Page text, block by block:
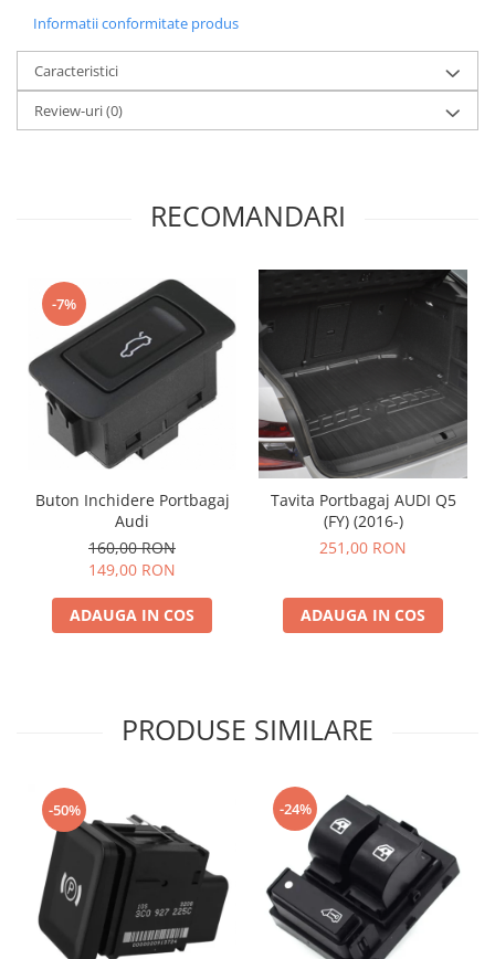
Informatii conformitate produs
Caracteristici
Review-uri(0)
RECOMANDARI
-7%
Buton Inchidere Portbagaj
Audi
160,00 RON
149,00 RON
ADAUGA IN COS
Tavita Portbagaj AUDI Q5
(FY) (2016-)
251,00 RON
ADAUGA IN COS
PRODUSE SIMILARE
-50% -24%